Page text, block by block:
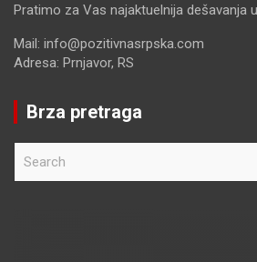
Pratimo za Vas najaktuelnija dešavanja
Mail: info@pozitivnasrpska.com
Adresa: Prnjavor, RS
Brza pretraga